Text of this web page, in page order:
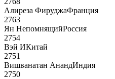
Алиреза ФируджаФранция
2763
Ян НепомнящийРоссия
2754
Вэй ИКитай
2751
Вишванатан АнандИндия
2750